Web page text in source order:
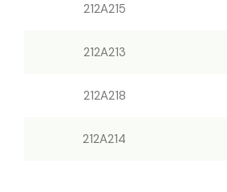
212A215
212A213
212A218
212A214